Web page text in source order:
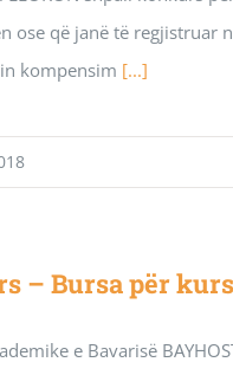
ose që janë të regjistruar
kompensim [...]
– Bursa për
e Bavarisë